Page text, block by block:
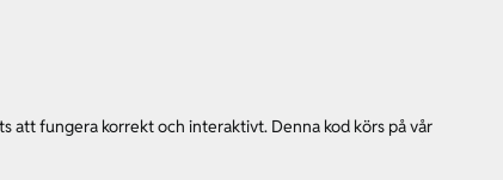
att fungera korrekt och interaktivt. Denna kod körs på vår